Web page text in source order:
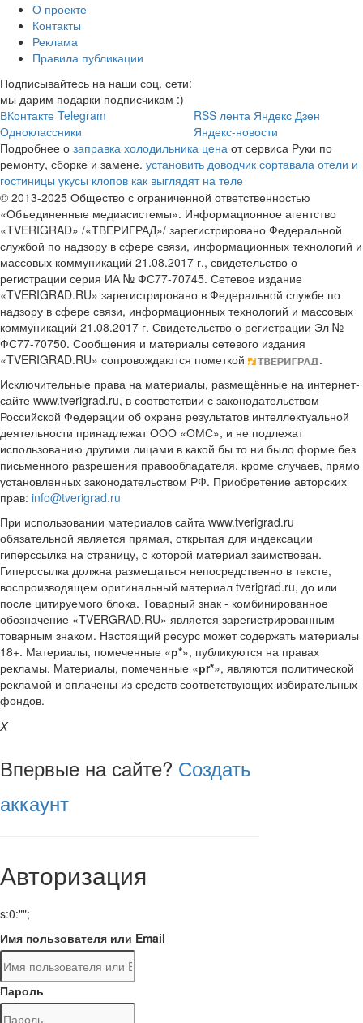
О проекте
Контакты
Реклама
Правила публикации
Подписывайтесь на наши соц. сети:
мы дарим подарки подписчикам :)
ВКонтакте Telegram
Одноклассники
RSS лента Яндекс Дзен
Яндекс-новости
Подробнее о заправка холодильника цена от сервиса Руки по
ремонту, сборке и замене. установить доводчик сортавала отели и
гостиницы укусы клопов как выглядят на теле
© 2013-2025 Общество с ограниченной ответственностью
«Объединенные медиасистемы». Информационное агентство
«TVERIGRAD» /«ТВЕРИГРАД»/ зарегистрировано Федеральной
службой по надзору в сфере связи, информационных технологий и
массовых коммуникаций 21.08.2017 г., свидетельство о
регистрации серия ИА № ФС77-70745. Сетевое издание
«TVERIGRAD.RU» зарегистрировано в Федеральной службе по
надзору в сфере связи, информационных технологий и массовых
коммуникаций 21.08.2017 г. Свидетельство о регистрации Эл №
ФС77-70750. Сообщения и материалы сетевого издания
«TVERIGRAD.RU» сопровождаются пометкой
.
Исключительные права на материалы, размещённые на интернет-
сайте www.tverigrad.ru, в соответствии с законодательством
Российской Федерации об охране результатов интеллектуальной
деятельности принадлежат ООО «ОМС», и не подлежат
использованию другими лицами в какой бы то ни было форме без
письменного разрешения правообладателя, кроме случаев, прямо
установленных законодательством РФ. Приобретение авторских
прав: info@tverigrad.ru
При использовании материалов сайта www.tverigrad.ru
обязательной является прямая, открытая для индексации
гиперссылка на страницу, с которой материал заимствован.
Гиперссылка должна размещаться непосредственно в тексте,
воспроизводящем оригинальный материал tverigrad.ru, до или
после цитируемого блока. Товарный знак - комбинированное
обозначение «TVERGRAD.RU» является зарегистрированным
товарным знаком. Настоящий ресурс может содержать материалы
18+. Материалы, помеченные «р*», публикуются на правах
рекламы. Материалы, помеченные «рr*», являются политической
рекламой и оплачены из средств соответствующих избирательных
фондов.
X
Впервые на сайте? Создать
аккаунт
Авторизация
s:0:"";
Имя пользователя или Email
Пароль